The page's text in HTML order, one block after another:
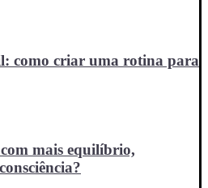
como criar uma rotina para
mais equilíbrio,